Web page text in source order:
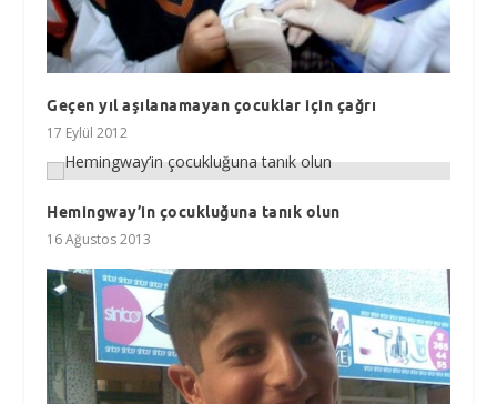
Geçen yıl aşılanamayan çocuklar için çağrı
17 Eylül 2012
Hemingway’in çocukluğuna tanık olun
16 Ağustos 2013